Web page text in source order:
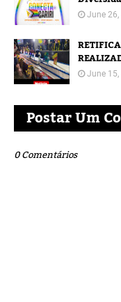
June 26,
June 15,
Postar Um
0 Comentários